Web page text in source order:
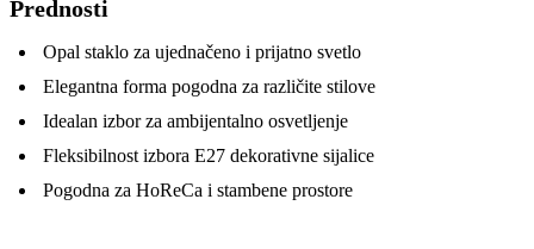
Prednosti
Opal staklo za ujednačeno i prijatno svetlo
Elegantna forma pogodna za različite stilove
Idealan izbor za ambijentalno osvetljenje
Fleksibilnost izbora E27 dekorativne sijalice
Pogodna za HoReCa i stambene prostore